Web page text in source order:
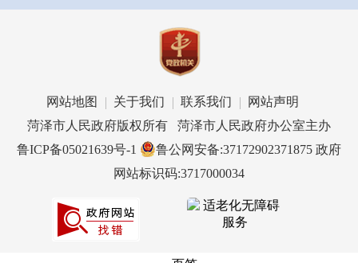
网站地图 关于我们 联系我们
网站声明
菏泽市人民政府版权所有 菏泽市人民政府办公室主办
鲁ICP备05021639号-1
鲁公网安备:37172902371875 政府
网站标识码:3717000034